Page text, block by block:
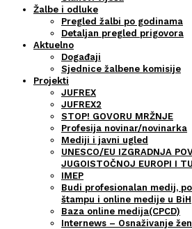
Žalbe i odluke
Pregled žalbi po godinama
Detaljan pregled prigovora
Aktuelno
Događaji
Sjednice žalbene komisije
Projekti
JUFREX
JUFREX2
STOP! GOVORU MRŽNJE
Profesija novinar/novinarka
Mediji i javni ugled
UNESCO/EU IZGRADNJA
JUGOISTOČNOJ EUROPI I
IMEP
Budi profesionalan medij,
štampu i online medije u BiH
Baza online medija(CPCD)
Internews – Osnaživanje